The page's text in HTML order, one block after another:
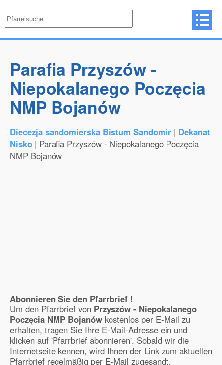
Parafia Przyszów -
Niepokalanego Poczęcia
NMP Bojanów
Diecezja sandomierska Bistum Sandomir | Dekanat
Nisko | Parafia Przyszów - Niepokalanego Poczęcia
NMP Bojanów
Abonnieren Sie den Pfarrbrief !
Um den Pfarrbrief von Przyszów - Niepokalanego
Poczęcia NMP Bojanów kostenlos per E-Mail zu
erhalten, tragen Sie Ihre E-Mail-Adresse ein und
klicken auf 'Pfarrbrief abonnieren'. Sobald wir die
Internetseite kennen, wird Ihnen der Link zum aktuellen
Pfarrbrief regelmäßig per E-Mail zugesandt.